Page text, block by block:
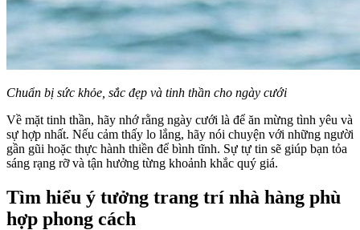
Chuẩn bị sức khỏe, sắc đẹp và tinh thần cho ngày cưới
Về mặt tinh thần, hãy nhớ rằng ngày cưới là để ăn mừng tình yêu và
sự hợp nhất. Nếu cảm thấy lo lắng, hãy nói chuyện với những người
gần gũi hoặc thực hành thiền để bình tĩnh. Sự tự tin sẽ giúp bạn tỏa
sáng rạng rỡ và tận hưởng từng khoảnh khắc quý giá.
Tìm hiểu ý tưởng trang trí nhà hàng phù
hợp phong cách